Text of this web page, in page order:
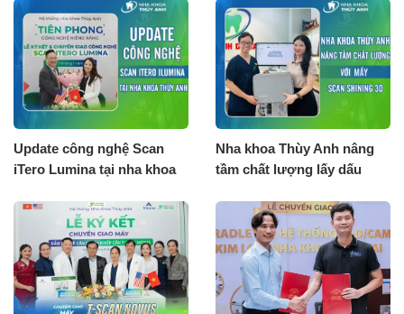
Update công nghệ Scan
iTero Lumina tại nha khoa
Nha khoa Thùy Anh nâng
tầm chất lượng lấy dấu